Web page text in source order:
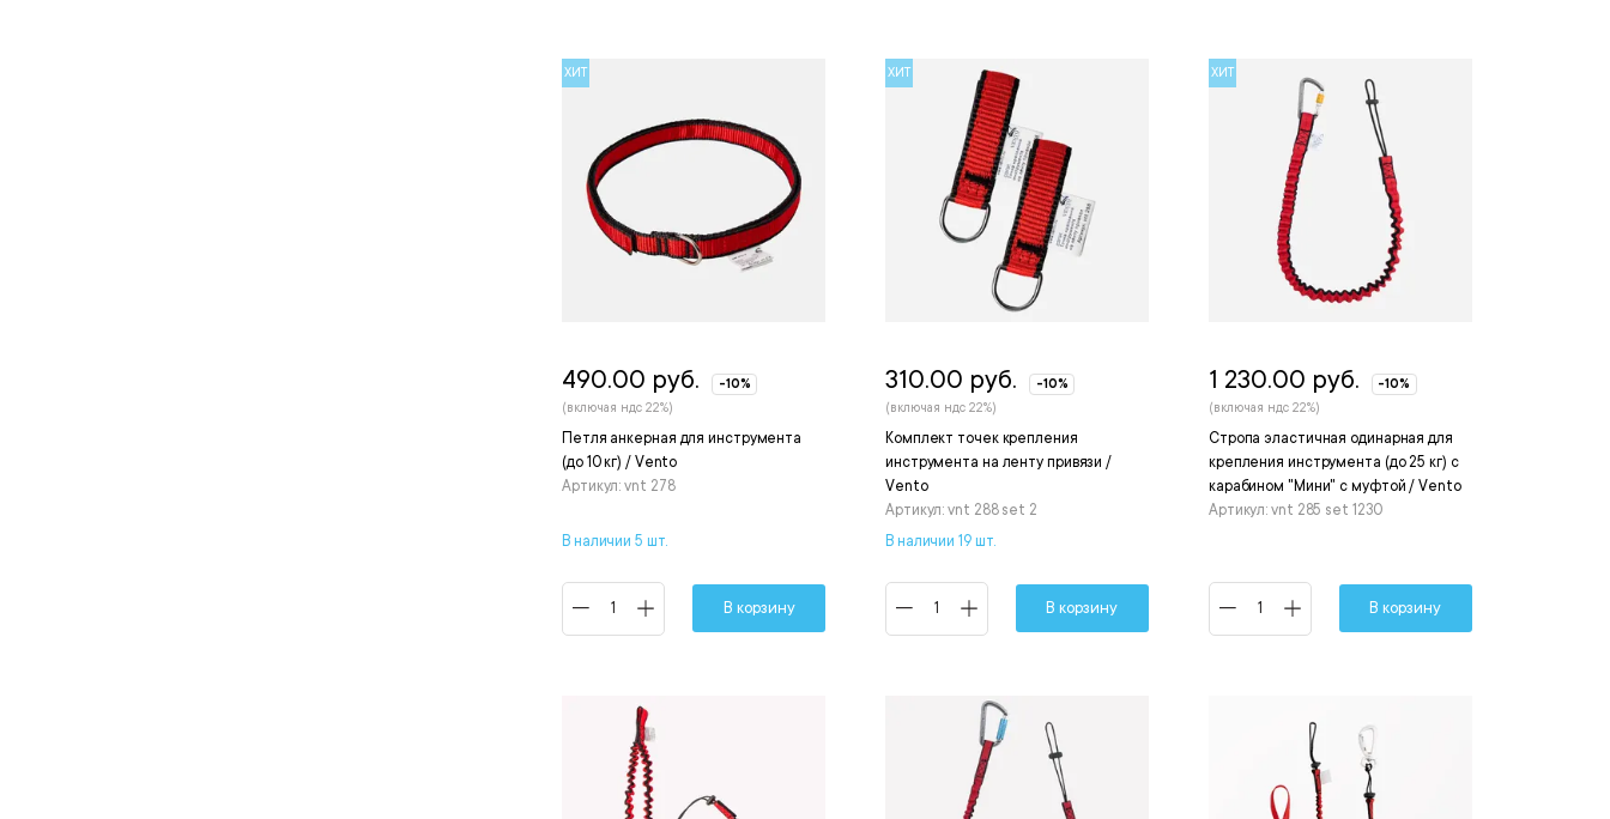
ХИТ
Петля анкерная для инструмента
(до 10 кг) / Vento
Артикул: vnt 278
490.00 руб.
-10%
(включая ндс 22%)
В наличии 5 шт.
В корзину
ХИТ
Комплект точек крепления
инструмента на ленту привязи /
Vento
Артикул: vnt 288 set 2
310.00 руб.
-10%
(включая ндс 22%)
В наличии 19 шт.
В корзину
ХИТ
Стропа эластичная одинарная для
крепления инструмента (до 25 кг) с
карабином "Мини" с муфтой / Vento
Артикул: vnt 285 set 1230
1 230.00 руб.
-10%
(включая ндс 22%)
В корзину